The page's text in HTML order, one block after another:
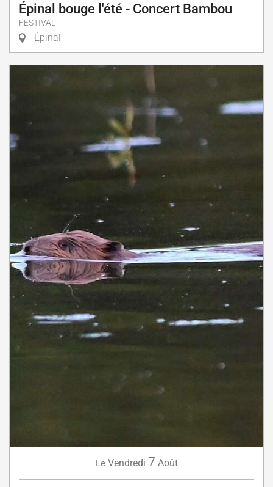
Épinal bouge l'été - Concert Bambou
FESTIVAL
Épinal
Le Vendredi 7 Août